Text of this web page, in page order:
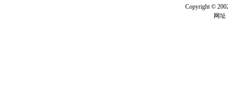
Copyright ©
网址